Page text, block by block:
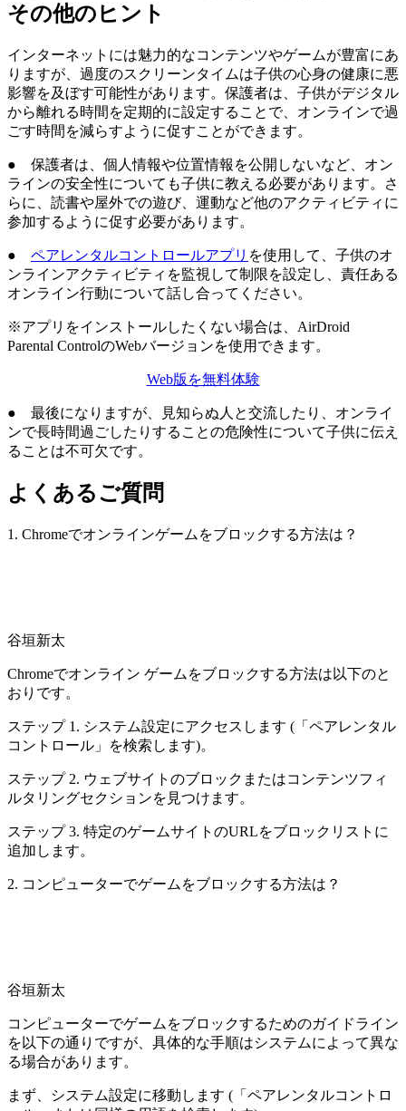
その他のヒント
インターネットには魅力的なコンテンツやゲームが豊富にあ
りますが、過度のスクリーンタイムは子供の心身の健康に悪
影響を及ぼす可能性があります。保護者は、子供がデジタル
から離れる時間を定期的に設定することで、オンラインで過
ごす時間を減らすように促すことができます。
● 保護者は、個人情報や位置情報を公開しないなど、オン
ラインの安全性についても子供に教える必要があります。さ
らに、読書や屋外での遊び、運動など他のアクティビティに
参加するように促す必要があります。
● ペアレンタルコントロールアプリ を使用して、子供のオ
ンラインアクティビティを監視して制限を設定し、責任ある
オンライン行動について話し合ってください。
※アプリをインストールしたくない場合は、AirDroid
Parental ControlのWebバージョンを使用できます。
Web版を無料体験
● 最後になりますが、見知らぬ人と交流したり、オンライ
ンで長時間過ごしたりすることの危険性について子供に伝え
ることは不可欠です。
よくあるご質問
1. Chromeでオンラインゲームをブロックする方法は？
谷垣新太
Chromeでオンライン ゲームをブロックする方法は以下のと
おりです。
ステップ 1. システム設定にアクセスします (「ペアレンタル
コントロール」を検索します)。
ステップ 2. ウェブサイトのブロックまたはコンテンツフィ
ルタリングセクションを見つけます。
ステップ 3. 特定のゲームサイトのURLをブロックリストに
追加します。
2. コンピューターでゲームをブロックする方法は？
谷垣新太
コンピューターでゲームをブロックするためのガイドライン
を以下の通りですが、具体的な手順はシステムによって異な
る場合があります。
まず、システム設定に移動します (「ペアレンタルコントロ